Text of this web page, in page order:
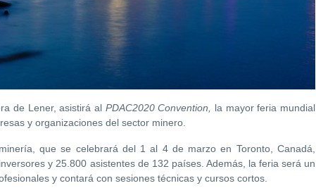
de Lener, asistirá al PDAC2020 Convention, la mayor feria mundial
y organizaciones del sector minero.
que se celebrará del 1 al 4 de marzo en Toronto, Canadá,
y 25.800 asistentes de 132 países. Además, la feria será un
y contará con sesiones técnicas y cursos cortos.